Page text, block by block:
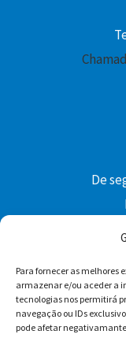
Para fornecer as melhores
armazenar e/ou aceder a
tecnologias nos permitirá
navegação ou IDs
pode afetar
De
Facebook